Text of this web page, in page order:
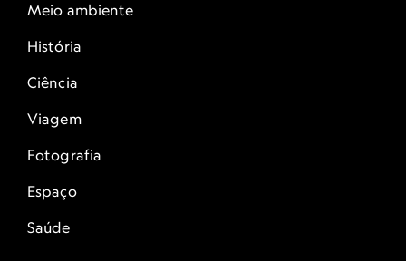
Meio ambiente
História
Ciência
Viagem
Fotografia
Espaço
Saúde